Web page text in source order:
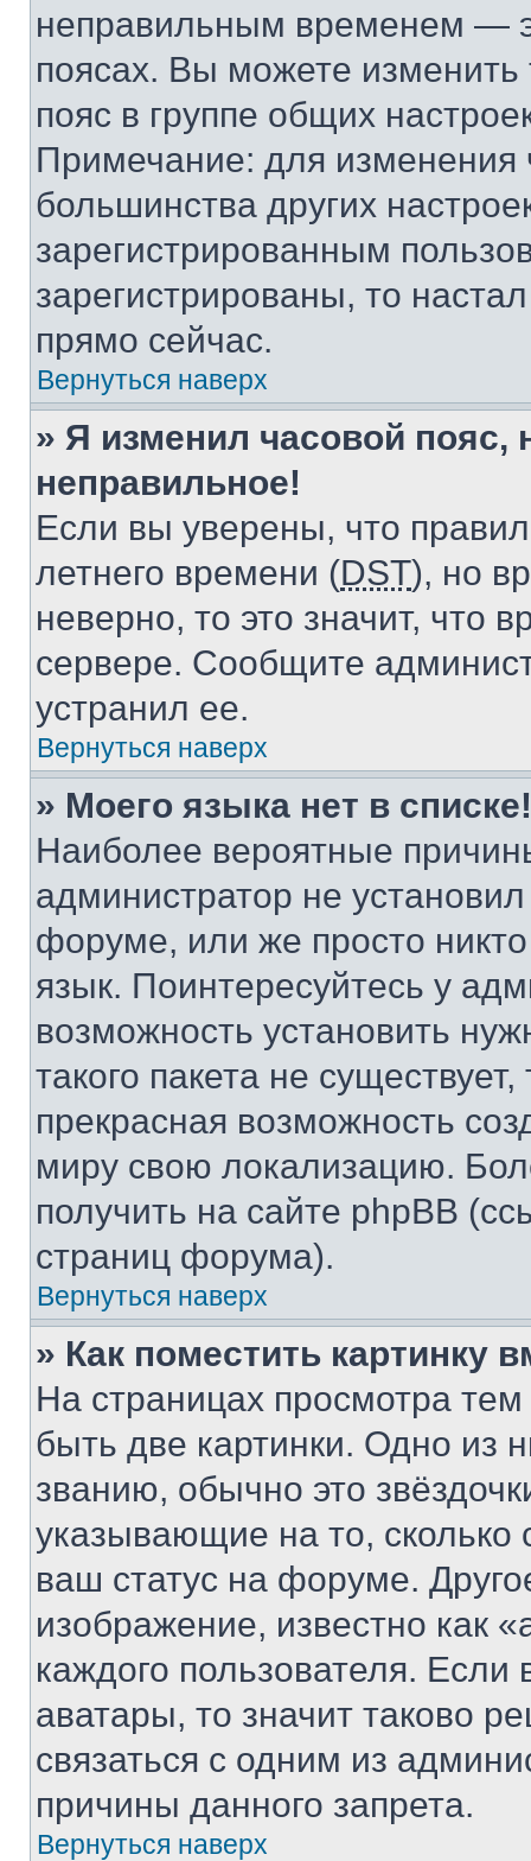
неправильным временем —
поясах. Вы можете изменить
пояс в группе общих
Примечание: для изменения
большинства других
зарегистрированным
зарегистрированы, то
прямо сейчас.
Вернуться наверх
» Я изменил часовой пояс,
неправильное!
Если вы уверены, что
летнего времени (DST), но
неверно, то это значит, что
сервере. Сообщите
устранил ее.
Вернуться наверх
» Моего языка нет в списке!
Наиболее вероятные
администратор не
форуме, или же просто
язык. Поинтересуйтесь у
возможность установить
такого пакета не
прекрасная возможность
миру свою локализацию.
получить на сайте phpBB
страниц форума).
Вернуться наверх
» Как поместить картинку
На страницах просмотра
быть две картинки. Одно из
званию, обычно это
указывающие на то,
ваш статус на форуме.
изображение, известно как
каждого пользователя.
аватары, то значит таково
связаться с одним из
причины данного запрета.
Вернуться наверх